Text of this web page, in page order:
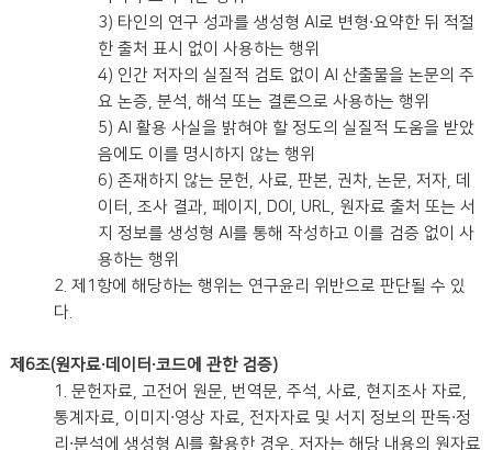
3) 타인의 연구 성과를 생성형 AI로 변형·요약한 뒤 적절
한 출처 표시 없이 사용하는 행위
4) 인간 저자의 실질적 검토 없이 AI 산출물을 논문의 주
요 논증, 분석, 해석 또는 결론으로 사용하는 행위
5) AI 활용 사실을 밝혀야 할 정도의 실질적 도움을 받았
음에도 이를 명시하지 않는 행위
6) 존재하지 않는 문헌, 사료, 판본, 권차, 논문, 저자, 데
이터, 조사 결과, 페이지, DOI, URL, 원자료 출처 또는 서
지 정보를 생성형 AI를 통해 작성하고 이를 검증 없이 사
용하는 행위
2. 제1항에 해당하는 행위는 연구윤리 위반으로 판단될 수 있
다.
제6조(원자료·데이터·코드에 관한 검증)
1. 문헌자료, 고전어 원문, 번역문, 주석, 사료, 현지조사 자료,
통계자료, 이미지·영상 자료, 전자자료 및 서지 정보의 판독·정
리·분석에 생성형 AI를 활용한 경우, 저자는 해당 내용의 원자료